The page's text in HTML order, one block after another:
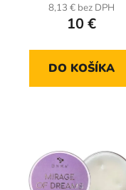
8,13 € bez DPH
10 €
DO KOŠÍKA